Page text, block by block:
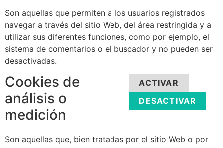
Son aquellas que permiten a los usuarios registrados
navegar a través del sitio Web, del área restringida y a
utilizar sus diferentes funciones, como por ejemplo, el
sistema de comentarios o el buscador y no pueden ser
desactivadas.
Cookies de
análisis o
medición
ACTIVAR
DESACTIVAR
Son aquellas que, bien tratadas por el sitio Web o por